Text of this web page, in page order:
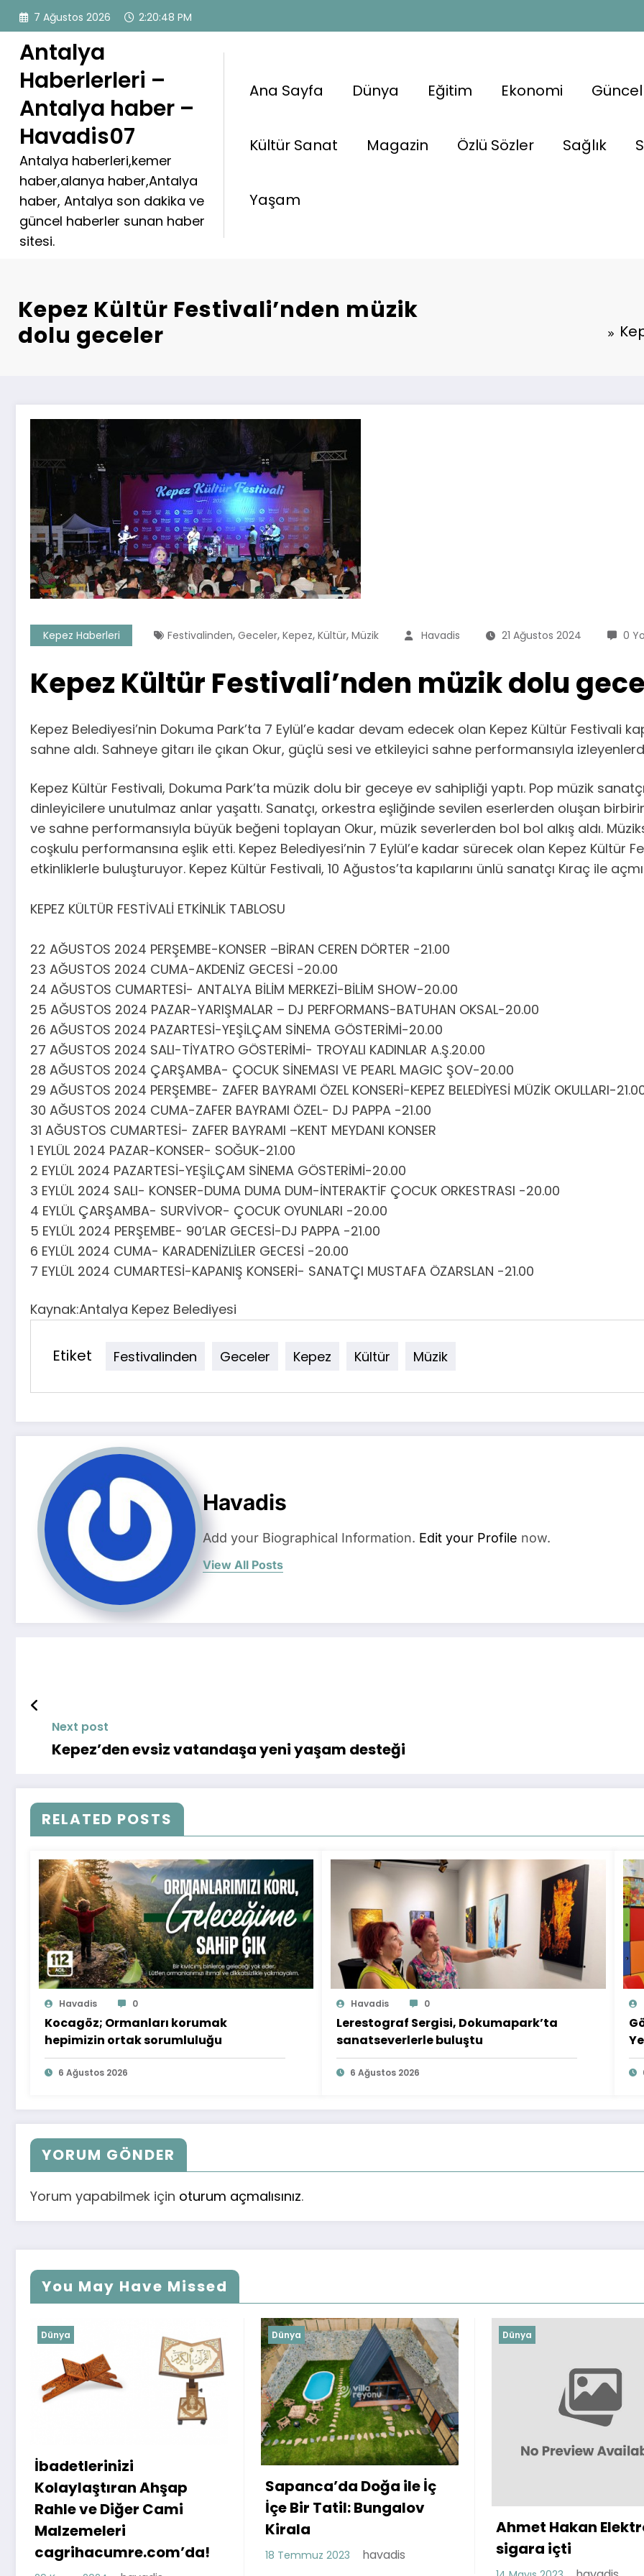
İçeriğe
atla
7 Ağustos 2026 2:20:49 PM
Antalya
Haberlerleri –
Antalya haber –
Havadis07
Antalya haberleri,kemer
haber,alanya haber,Antalya
haber, Antalya son dakika ve
güncel haberler sunan haber
sitesi.
Ana Sayfa Dünya Eğitim Ekonomi
Kültür Sanat Magazin Özlü Sözler Sağlık
Yaşam
Kepez Kültür Festivali’nden müzik
dolu geceler
Kepez Haberleri Festivalinden, Geceler, Kepez, Kültür, Müzik Havadis 21 Ağustos 2024 0
Kepez Kültür Festivali’nden müzik dolu
Kepez Belediyesi’nin Dokuma Park’ta 7 Eylül’e kadar devam edecek olan Kepez Kültür Festivali
sahne aldı. Sahneye gitarı ile çıkan Okur, güçlü sesi ve etkileyici sahne performansıyla
Kepez Kültür Festivali, Dokuma Park’ta müzik dolu bir geceye ev sahipliği yaptı. Pop müzik
dinleyicilere unutulmaz anlar yaşattı. Sanatçı, orkestra eşliğinde sevilen eserlerden oluşan
ve sahne performansıyla büyük beğeni toplayan Okur, müzik severlerden bol bol alkış aldı.
coşkulu performansına eşlik etti. Kepez Belediyesi’nin 7 Eylül’e kadar sürecek olan Kepez Kültür
etkinliklerle buluşturuyor. Kepez Kültür Festivali, 10 Ağustos’ta kapılarını ünlü sanatçı Kıraç ile
KEPEZ KÜLTÜR FESTİVALİ ETKİNLİK TABLOSU
22 AĞUSTOS 2024 PERŞEMBE-KONSER –BİRAN CEREN DÖRTER -21.00
23 AĞUSTOS 2024 CUMA-AKDENİZ GECESİ -20.00
24 AĞUSTOS CUMARTESİ- ANTALYA BİLİM MERKEZİ-BİLİM SHOW-20.00
25 AĞUSTOS 2024 PAZAR-YARIŞMALAR – DJ PERFORMANS-BATUHAN OKSAL-20.00
26 AĞUSTOS 2024 PAZARTESİ-YEŞİLÇAM SİNEMA GÖSTERİMİ-20.00
27 AĞUSTOS 2024 SALI-TİYATRO GÖSTERİMİ- TROYALI KADINLAR A.Ş.20.00
28 AĞUSTOS 2024 ÇARŞAMBA- ÇOCUK SİNEMASI VE PEARL MAGIC ŞOV-20.00
29 AĞUSTOS 2024 PERŞEMBE- ZAFER BAYRAMI ÖZEL KONSERİ-KEPEZ BELEDİYESİ MÜZİK OKULLARI-
30 AĞUSTOS 2024 CUMA-ZAFER BAYRAMI ÖZEL- DJ PAPPA -21.00
31 AĞUSTOS CUMARTESİ- ZAFER BAYRAMI –KENT MEYDANI KONSER
1 EYLÜL 2024 PAZAR-KONSER- SOĞUK-21.00
2 EYLÜL 2024 PAZARTESİ-YEŞİLÇAM SİNEMA GÖSTERİMİ-20.00
3 EYLÜL 2024 SALI- KONSER-DUMA DUMA DUM-İNTERAKTİF ÇOCUK ORKESTRASI -20.00
4 EYLÜL ÇARŞAMBA- SURVİVOR- ÇOCUK OYUNLARI -20.00
5 EYLÜL 2024 PERŞEMBE- 90’LAR GECESİ-DJ PAPPA -21.00
6 EYLÜL 2024 CUMA- KARADENİZLİLER GECESİ -20.00
7 EYLÜL 2024 CUMARTESİ-KAPANIŞ KONSERİ- SANATÇI MUSTAFA ÖZARSLAN -21.00
Kaynak:Antalya Kepez Belediyesi
Etiket Festivalinden Geceler Kepez Kültür Müzik
Havadis
Add your Biographical Information. Edit your Profile now.
View All Posts
Next post
Kepez’den evsiz vatandaşa yeni yaşam desteği
RELATED POSTS
Havadis 0
Kocagöz; Ormanları korumak
hepimizin ortak sorumluluğu
6 Ağustos 2026
Havadis 0
Lerestograf Sergisi, Dokumapark’ta
sanatseverlerle buluştu
6 Ağustos 2026
YORUM GÖNDER
Yorum yapabilmek için oturum açmalısınız.
You May Have Missed
Dünya
Sapanca’da Doğa ile İç
İçe Bir Tatil: Bungalov
Kirala
18 Temmuz 2023 havadis
Dünya
Ahmet Hakan Elektronik
sigara içti
Dünya
Chery Yedek Parça